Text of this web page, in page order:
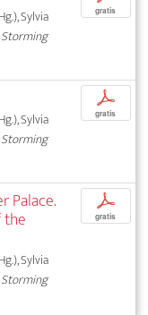
Sylvia
gratis
Sylvia
p
gratis
Palace.
Sylvia
p
gratis